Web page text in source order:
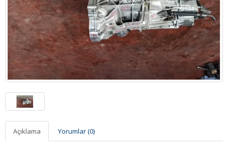
Açıklama Yorumlar (0)